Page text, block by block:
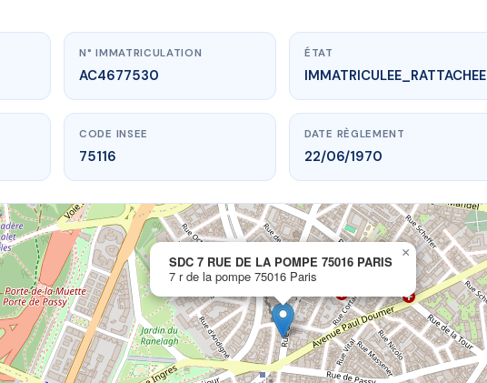
www.vme.plus/AC4677530
SDC 7 RUE DE LA POMPE 75016 PARIS
7 r de la pompe75016 Paris
N° IMMATRICULATION
AC4677530
ÉTAT
IMMATRICULEE_RATTACHEE
CODE INSEE
75116
DATE RÈGLEMENT
22/06/1970
SDC 7 RUE DE LA POMPE 75016 PARIS
7 r de la pompe 75016 Paris
×